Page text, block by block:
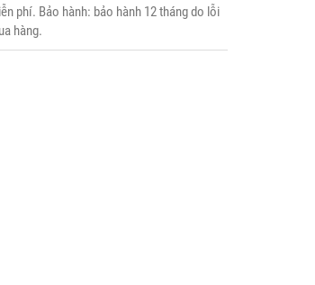
phí. Bảo hành: bảo hành 12 tháng do lỗi
hàng.